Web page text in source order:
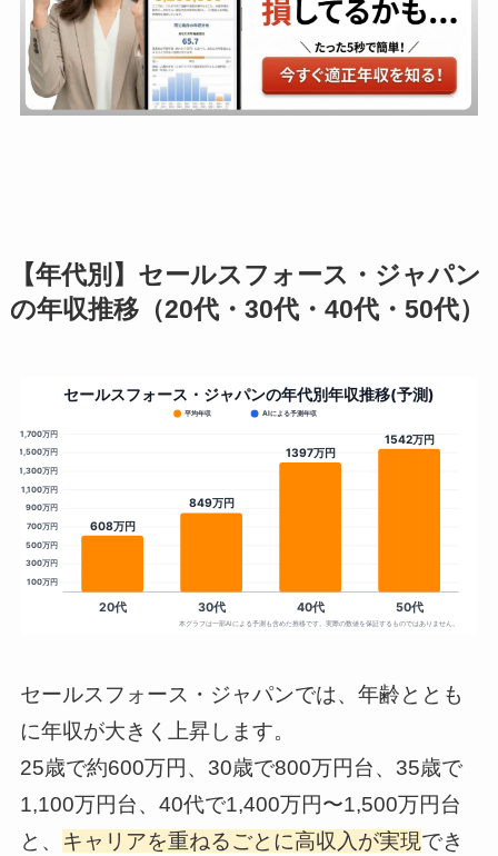
【年代別】セールスフォース・ジャパン
の年収推移（20代・30代・40代・50代）
セールスフォース・ジャパンでは、年齢ととも
に年収が大きく上昇します。
25歳で約600万円、30歳で800万円台、35歳で
1,100万円台、40代で1,400万円〜1,500万円台
と、 キャリアを重ねるごとに高収入が実現でき